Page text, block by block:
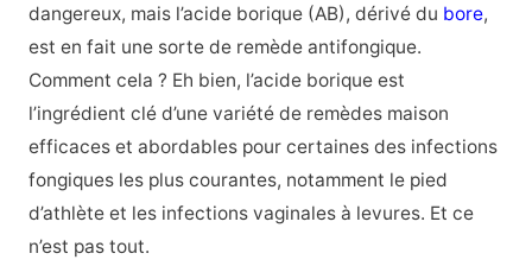
dangereux, mais l’acide borique (AB), dérivé du bore,
est en fait une sorte de remède antifongique.
Comment cela ? Eh bien, l’acide borique est
l’ingrédient clé d’une variété de remèdes maison
efficaces et abordables pour certaines des infections
fongiques les plus courantes, notamment le pied
d’athlète et les infections vaginales à levures. Et ce
n’est pas tout.